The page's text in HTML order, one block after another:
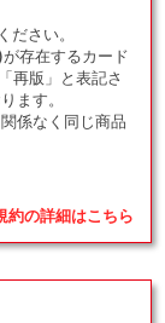
ださい。
存在するカード
再版」と表記さ
ます。
係なく同じ商品
約の詳細はこちら